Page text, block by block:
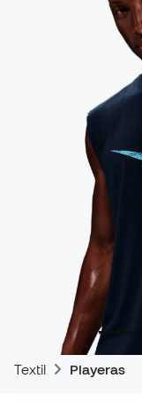
Textil Playeras